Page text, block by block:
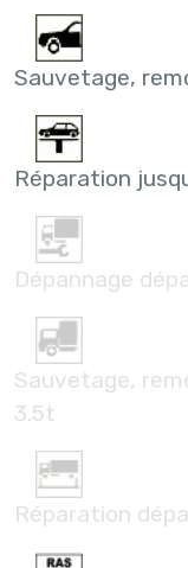
Sauvetage,
Réparation
Dépannage
Sauvetage,
3.5t
Réparation